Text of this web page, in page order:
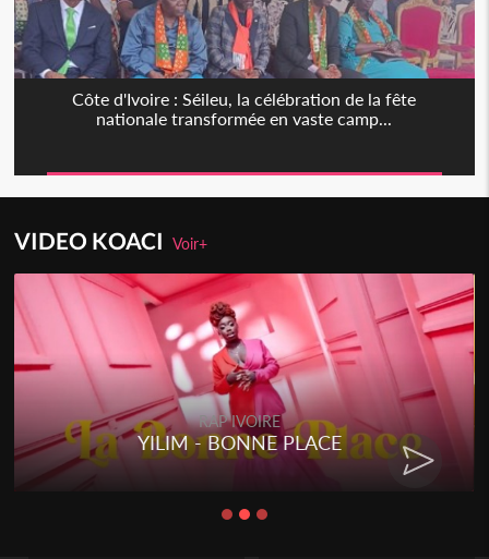
Côte d'Ivoire : Séileu, la célébration de la fête
nationale transformée en vaste camp...
VIDEO KOACIVoir+
RAP IVOIRE
YILIM - BONNE PLACE